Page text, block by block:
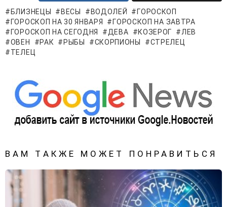
БЛИЗНЕЦЫ ВЕСЫ ВОДОЛЕЙ
ГОРОСКОП
ГОРОСКОП НА 30 ЯНВАРЯ
ГОРОСКОП НА ЗАВТРА
ГОРОСКОП НА СЕГОДНЯ
ДЕВА КОЗЕРОГ
ЛЕВ
ОВЕН
РАК РЫБЫ СКОРПИОНЫ
СТРЕЛЕЦ
ТЕЛЕЦ
ВАМ ТАКЖЕ МОЖЕТ ПОНРАВИТЬСЯ